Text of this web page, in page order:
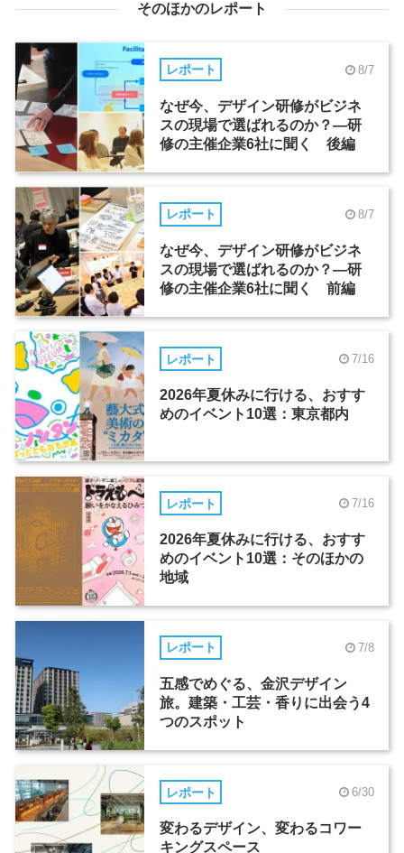
そのほかのレポート
レポート 8/7
なぜ今、デザイン研修がビジネ
スの現場で選ばれるのか？―研
修の主催企業6社に聞く 後編
レポート 8/7
なぜ今、デザイン研修がビジネ
スの現場で選ばれるのか？―研
修の主催企業6社に聞く 前編
レポート 7/16
2026年夏休みに行ける、おすす
めのイベント10選：東京都内
レポート 7/16
2026年夏休みに行ける、おすす
めのイベント10選：そのほかの
地域
レポート 7/8
五感でめぐる、金沢デザイン
旅。建築・工芸・香りに出会う4
つのスポット
レポート 6/30
変わるデザイン、変わるコワー
キングスペース